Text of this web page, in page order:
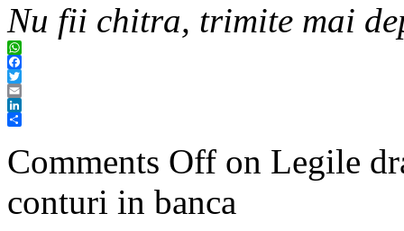
Nu fii chitra, trimite mai
WhatsApp
Facebook
Twitter
Email
LinkedIn
Comments Off on Legile
conturi in banca